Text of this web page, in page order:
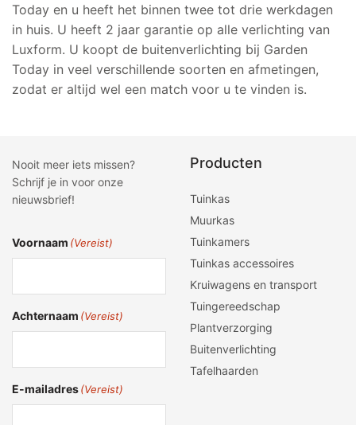
Today en u heeft het binnen twee tot drie werkdagen
in huis. U heeft 2 jaar garantie op alle verlichting van
Luxform. U koopt de buitenverlichting bij Garden
Today in veel verschillende soorten en afmetingen,
zodat er altijd wel een match voor u te vinden is.
Nooit meer iets missen?
Schrijf je in voor onze
nieuwsbrief!
Voornaam (Vereist)
Achternaam (Vereist)
E-mailadres(Vereist)
Producten
Tuinkas
Muurkas
Tuinkamers
Tuinkas accessoires
Kruiwagens en transport
Tuingereedschap
Plantverzorging
Buitenverlichting
Tafelhaarden